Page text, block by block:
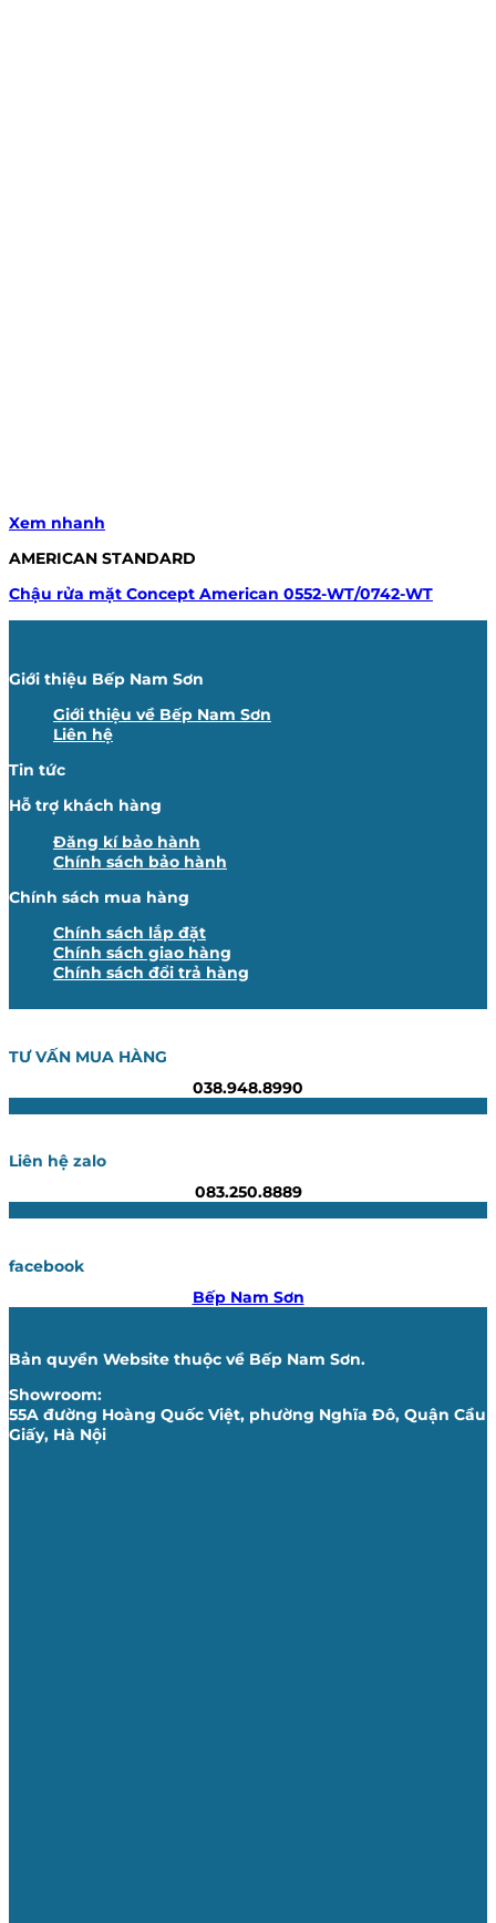
Xem nhanh
AMERICAN STANDARD
Chậu rửa mặt Concept American 0552-WT/0742-WT
Giới thiệu Bếp Nam Sơn
Giới thiệu về Bếp Nam Sơn
Liên hệ
Tin tức
Hỗ trợ khách hàng
Đăng kí bảo hành
Chính sách bảo hành
Chính sách mua hàng
Chính sách lắp đặt
Chính sách giao hàng
Chính sách đổi trả hàng
TƯ VẤN MUA HÀNG
038.948.8990
Liên hệ zalo
083.250.8889
facebook
Bếp Nam Sơn
Bản quyền Website thuộc về Bếp Nam Sơn.
Showroom:
55A đường Hoàng Quốc Việt, phường Nghĩa Đô, Quận Cầu
Giấy, Hà Nội